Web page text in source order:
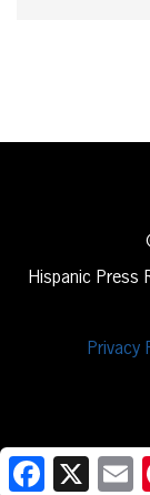
Hispanic Press
Privacy
Facebook
X